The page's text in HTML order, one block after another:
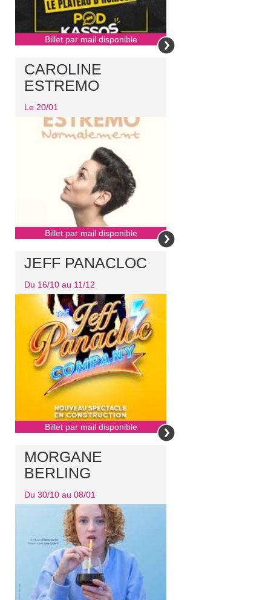
Billet par mail disponible
Billet par mail disponible
CAROLINE
ESTREMO
Le 20/01
Billet par mail disponible
JEFF PANACLOC
Du 16/10 au 11/12
MORGANE
BERLING
Du 30/10 au 08/01